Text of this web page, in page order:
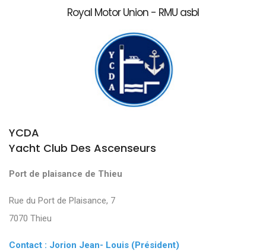
Royal Motor Union - RMU asbl
YCDA
Yacht Club Des Ascenseurs
Port de plaisance de Thieu
Rue du Port de Plaisance, 7
7070 Thieu
Contact : Jorion Jean- Louis (Président)